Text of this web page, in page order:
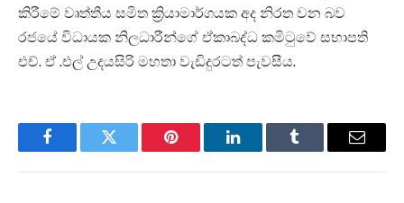
කිරීමේ වෘත්තීය සමිත ක්‍රියාමාර්ගයක අද නිරත වන බව
රජයේ විධායක නිලධාරීන්ගේ ඒකාබද්ධ කමිටුවේ සභාපති
එච්. ඒ .එල් උදයසිරි මහතා වැඩිදුරටත් පැවසීය.
FacebookTwitter Pinterest LinkedInTumblr Email